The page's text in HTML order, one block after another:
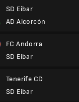
SD Eibar
AD Alcorcón
FC Andorra
SD Eibar
Tenerife CD
SD Eibar